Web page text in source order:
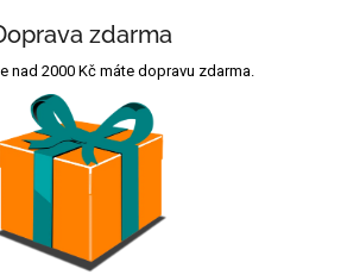
zdarma
nad 2000 Kč máte dopravu zdarma.